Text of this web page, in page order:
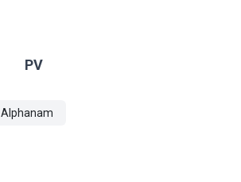
PV
Alphanam